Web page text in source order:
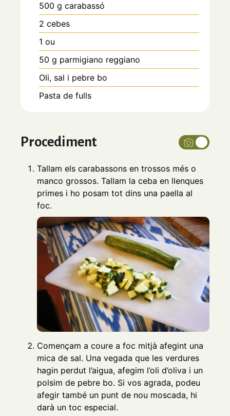
500 g carabassó
2 cebes
1 ou
50 g parmigiano reggiano
Oli, sal i pebre bo
Pasta de fulls
Procediment
Tallam els carabassons en trossos més o
manco grossos. Tallam la ceba en llenques
primes i ho posam tot dins una paella al
foc.
Començam a coure a foc mitjà afegint una
mica de sal. Una vegada que les verdures
hagin perdut l’aigua, afegim l’oli d’oliva i un
polsim de pebre bo. Si vos agrada, podeu
afegir també un punt de nou moscada, hi
darà un toc especial.